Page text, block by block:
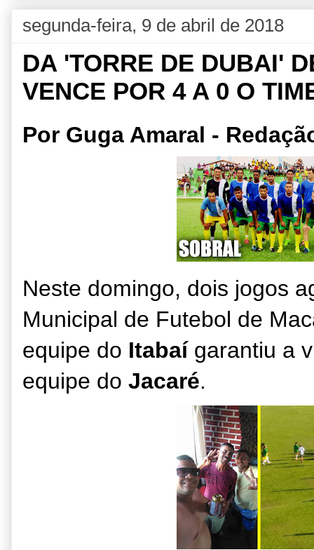
segunda-feira, 9 de abril de 2018
DA 'TORRE DE DUBAI'
VENCE POR 4 A 0 O
Por Guga Amaral -
Neste domingo, dois jogos
Municipal de Futebol de
equipe do Itabaígarantiu a
equipe do Jacaré.